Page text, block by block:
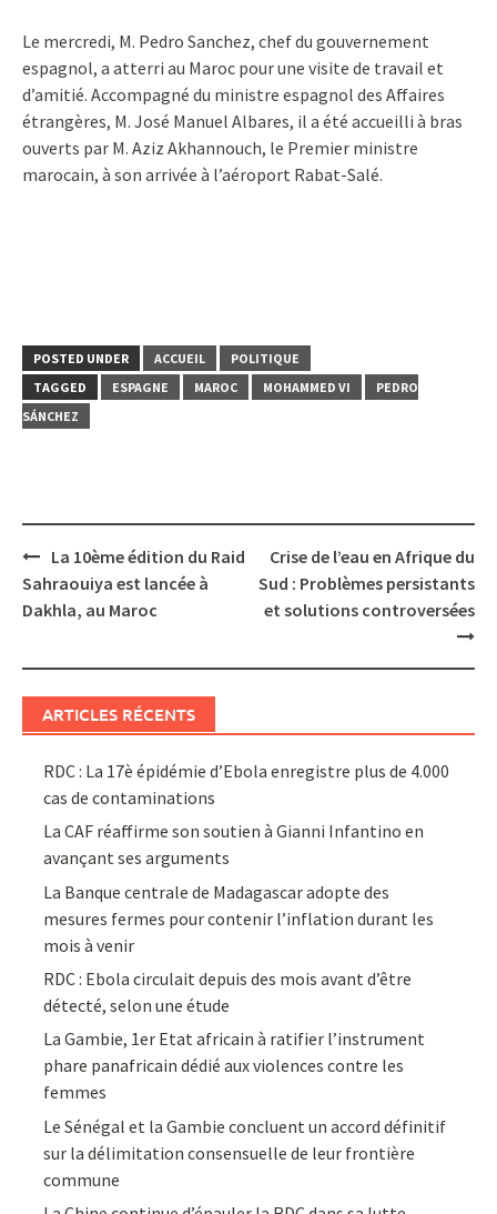
Le mercredi, M. Pedro Sanchez, chef du gouvernement
espagnol, a atterri au Maroc pour une visite de travail et
d’amitié. Accompagné du ministre espagnol des Affaires
étrangères, M. José Manuel Albares, il a été accueilli à bras
ouverts par M. Aziz Akhannouch, le Premier ministre
marocain, à son arrivée à l’aéroport Rabat-Salé.
POSTED UNDER ACCUEIL
POLITIQUE
TAGGED
ESPAGNE MAROC MOHAMMED VI
PEDRO
SÁNCHEZ
Post
navigation
La 10ème édition du Raid
Sahraouiya est lancée à
Dakhla, au Maroc
Crise de l’eau en Afrique du
Sud : Problèmes persistants
et solutions controversées
ARTICLES RÉCENTS
RDC : La 17è épidémie d’Ebola enregistre plus de 4.000
cas de contaminations
La CAF réaffirme son soutien à Gianni Infantino en
avançant ses arguments
La Banque centrale de Madagascar adopte des
mesures fermes pour contenir l’inflation durant les
mois à venir
RDC : Ebola circulait depuis des mois avant d’être
détecté, selon une étude
La Gambie, 1er Etat africain à ratifier l’instrument
phare panafricain dédié aux violences contre les
femmes
Le Sénégal et la Gambie concluent un accord définitif
sur la délimitation consensuelle de leur frontière
commune